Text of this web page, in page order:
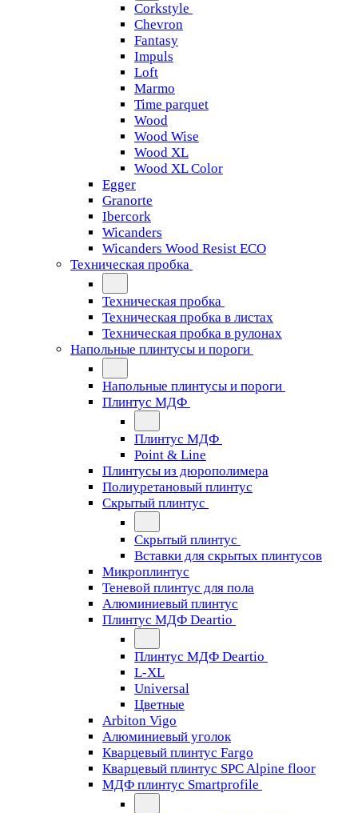
Corkstyle
Chevron
Fantasy
Impuls
Loft
Marmo
Time parquet
Wood
Wood Wise
Wood XL
Wood XL Color
Egger
Granorte
Ibercork
Wicanders
Wicanders Wood Resist ECO
Техническая пробка
Техническая пробка
Техническая пробка в листах
Техническая пробка в рулонах
Напольные плинтусы и пороги
Напольные плинтусы и пороги
Плинтус МДФ
Плинтус МДФ
Point & Line
Плинтусы из дюрополимера
Полиуретановый плинтус
Скрытый плинтус
Скрытый плинтус
Вставки для скрытых плинтусов
Микроплинтус
Теневой плинтус для пола
Алюминиевый плинтус
Плинтус МДФ Deartio
Плинтус МДФ Deartio
L-XL
Universal
Цветные
Arbiton Vigo
Алюминиевый уголок
Кварцевый плинтус Fargo
Кварцевый плинтус SPC Alpine floor
МДФ плинтус Smartprofile